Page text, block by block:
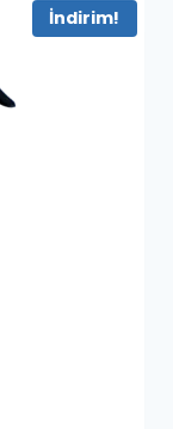
İndirim!